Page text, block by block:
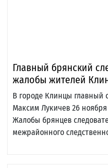
Главный брянский
жалобы жителей
В городе Клинцы главный
Максим Лукичев 26
Жалобы брянцев
межрайонного